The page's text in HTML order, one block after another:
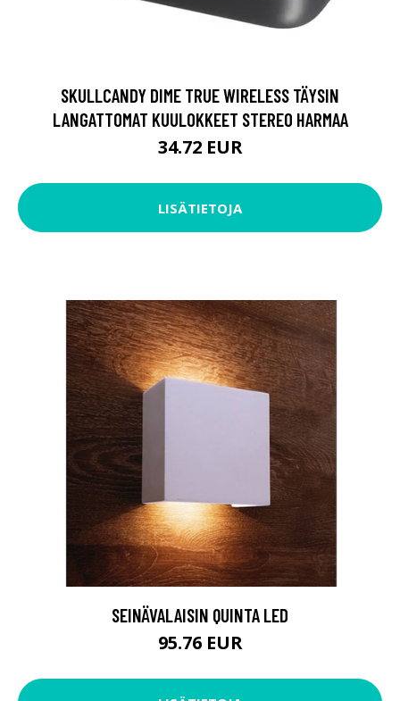
SKULLCANDY DIME TRUE WIRELESS TÄYSIN
LANGATTOMAT KUULOKKEET STEREO HARMAA
34.72 EUR
LISÄTIETOJA
SEINÄVALAISIN QUINTA LED
95.76 EUR